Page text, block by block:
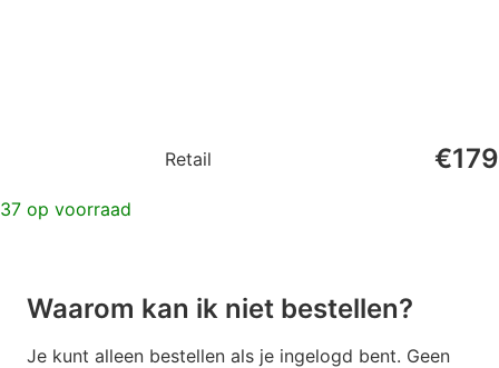
Retail €179
37 op voorraad
Waarom kan ik niet bestellen?
Je kunt alleen bestellen als je ingelogd bent. Geen